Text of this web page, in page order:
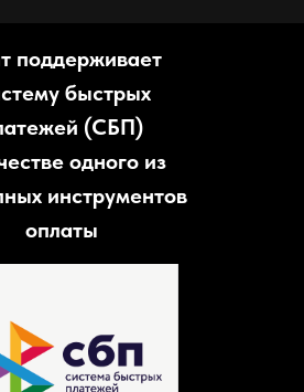
поддерживает
быстрых
(СБП)
одного из
инструментов
оплаты